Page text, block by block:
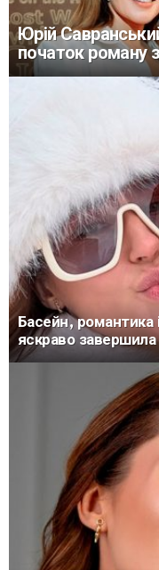
Юрій
початок роману
Басейн, романтика
яскраво завершила